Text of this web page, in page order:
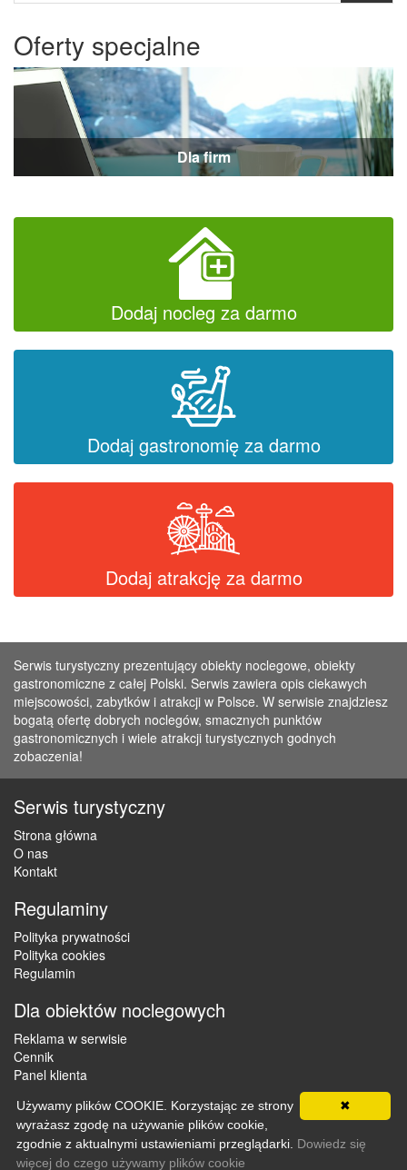
Oferty specjalne
Dla firm
Dodaj nocleg za darmo
Dodaj gastronomię za darmo
Dodaj atrakcję za darmo
Serwis turystyczny prezentujący obiekty noclegowe, obiekty
gastronomiczne z całej Polski. Serwis zawiera opis ciekawych
miejscowości, zabytków i atrakcji w Polsce. W serwisie znajdziesz
bogatą ofertę dobrych noclegów, smacznych punktów
gastronomicznych i wiele atrakcji turystycznych godnych
zobaczenia!
Serwis turystyczny
Strona główna
O nas
Kontakt
Regulaminy
Polityka prywatności
Polityka cookies
Regulamin
Dla obiektów noclegowych
Reklama w serwisie
Cennik
Panel klienta
Copyright © 2012 - 2026 ZaklepNocleg.pl. Wszystkie prawa
zastrzeżone
✖
Używamy plików COOKIE. Korzystając ze strony
wyrażasz zgodę na używanie plików cookie,
zgodnie z aktualnymi ustawieniami przeglądarki. Dowiedz się
więcej do czego używamy plików cookie